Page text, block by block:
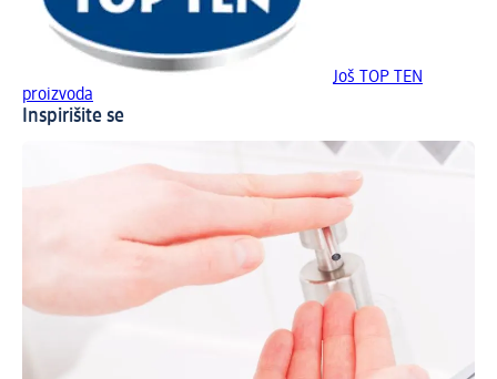
Još TOP TEN
proizvoda
Inspirišite se